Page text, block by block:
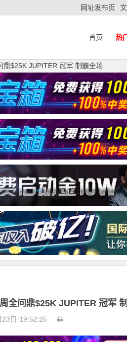
网址发布页
首页 热
鼎$25K JUPITER 冠军 制霸全场
全问鼎$25K JUPITER 冠军
日 19:52:25